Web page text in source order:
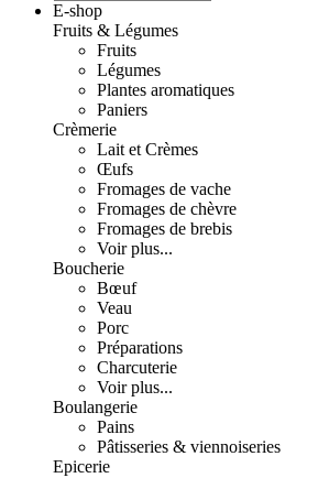
E-shop
Fruits & Légumes
Fruits
Légumes
Plantes aromatiques
Paniers
Crèmerie
Lait et Crèmes
Œufs
Fromages de vache
Fromages de chèvre
Fromages de brebis
Voir plus...
Boucherie
Bœuf
Veau
Porc
Préparations
Charcuterie
Voir plus...
Boulangerie
Pains
Pâtisseries & viennoiseries
Epicerie